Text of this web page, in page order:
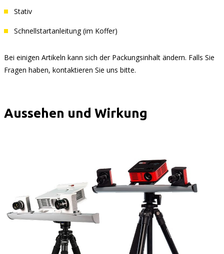
Stativ
Schnellstartanleitung (im Koffer)
Bei einigen Artikeln kann sich der Packungsinhalt ändern. Falls Sie
Fragen haben, kontaktieren Sie uns bitte.
Aussehen und Wirkung